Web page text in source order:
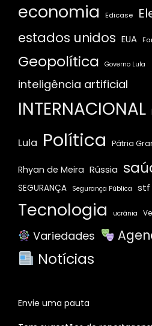
economia Edicase
estados unidos EUA
Geopolítica Governo Lula
inteligência artificial
INTERNACIONAL
Lula Política Pátria
Rhyan de Meira Rússia
SEGURANÇA Segurança Pública stf
Tecnologia ucrânia
Variedades
Notícias
Envie uma pauta